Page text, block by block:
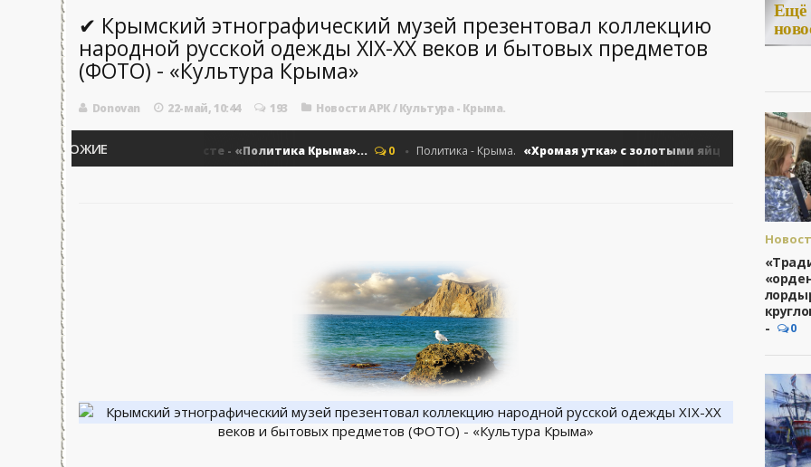
✔ Крымский этнографический музей презентовал коллекцию
народной русской одежды XIX-XX веков и бытовых предметов
(ФОТО) - «Культура Крыма»
Donovan 22-май, 10:44 193 Новости АРК/Культура - Крыма.
ПОХОЖИЕ
- Крыма. Выстоим. Вместе - «Политика Крыма»... 0 Политика - Крыма. «Хромая утка» с золотыми яйцами - «Политика
Ещё
Крыма.
-
0